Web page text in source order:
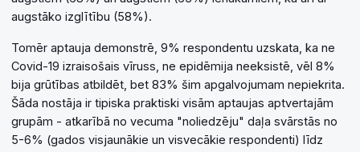
augstāko izglītību (58%).
Tomēr aptauja demonstrē, 9% respondentu uzskata, ka ne
Covid-19 izraisošais vīruss, ne epidēmija neeksistē, vēl 8%
bija grūtības atbildēt, bet 83% šim apgalvojumam nepiekrita.
Šāda nostāja ir tipiska praktiski visām aptaujas aptvertajām
grupām - atkarībā no vecuma "noliedzēju" daļa svārstās no
5-6% (gados visjaunākie un visvecākie respondenti) līdz